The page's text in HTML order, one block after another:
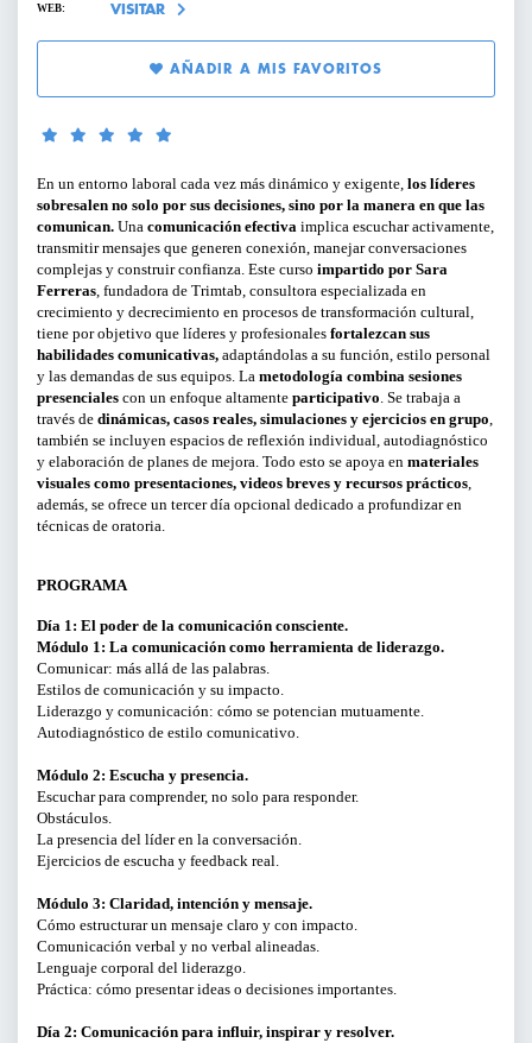
PARA PYMES
TIPO DE CONTENIDO:
CICLOS Y PROGRAMAS
CONFERENCIAS Y MESAS REDONDAS
CURSOS Y TALLERES
PRESENTACIONES
SERVICIOS PARA EMPRESAS
ACTIVIDADES ONLINE
ARTICULOS Y VIDEOS
PERÍODO
Del
LIMPIAR FILTROS
WEB: VISITAR
AÑADIR A MIS FAVORITOS
En un entorno laboral cada vez más dinámico y exigente, los líderes
sobresalen no solo por sus decisiones, sino por la manera en que las
comunican. Una comunicación efectiva implica escuchar activamente,
transmitir mensajes que generen conexión, manejar conversaciones
complejas y construir confianza. Este curso impartido por Sara
Ferreras, fundadora de Trimtab, consultora especializada en
crecimiento y decrecimiento en procesos de transformación cultural,
tiene por objetivo que líderes y profesionales fortalezcan sus
habilidades comunicativas, adaptándolas a su función, estilo personal
y las demandas de sus equipos. La metodología combina sesiones
presenciales con un enfoque altamente participativo. Se trabaja a
través de dinámicas, casos reales, simulaciones y ejercicios en grupo,
también se incluyen espacios de reflexión individual, autodiagnóstico
y elaboración de planes de mejora. Todo esto se apoya en materiales
visuales como presentaciones, videos breves y recursos prácticos,
además, se ofrece un tercer día opcional dedicado a profundizar en
técnicas de oratoria.
PROGRAMA
Día 1: El poder de la comunicación consciente.
Módulo 1: La comunicación como herramienta de liderazgo.
Comunicar: más allá de las palabras.
Estilos de comunicación y su impacto.
Liderazgo y comunicación: cómo se potencian mutuamente.
Autodiagnóstico de estilo comunicativo.
Módulo 2: Escucha y presencia.
Escuchar para comprender, no solo para responder.
Obstáculos.
La presencia del líder en la conversación.
Ejercicios de escucha y feedback real.
Módulo 3: Claridad, intención y mensaje.
Cómo estructurar un mensaje claro y con impacto.
Comunicación verbal y no verbal alineadas.
Lenguaje corporal del liderazgo.
Práctica: cómo presentar ideas o decisiones importantes.
Día 2: Comunicación para influir, inspirar y resolver.